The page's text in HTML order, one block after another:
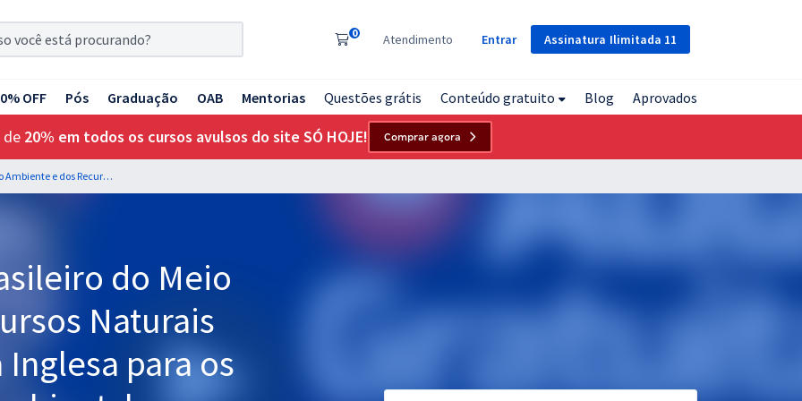
Assinatura Ilimitada 11
0 Atendimento Entrar
OFF Pós Graduação OAB Mentorias Questões grátis Conteúdo gratuito Blog Aprovados
de 20% em todos os cursos avulsos do site SÓ HOJE! Comprar agora
IBAMA - Instituto Brasileiro do Meio Ambiente e dos Recursos Naturais Renováveis - Língua Inglesa para os cargos de Analista Ambiental - Professor: Roberto Witte
do Meio
Naturais
para os